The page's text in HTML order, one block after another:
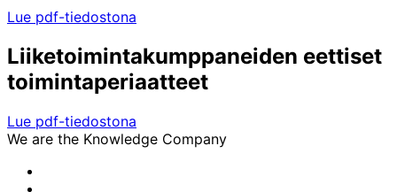
Lue pdf-tiedostona
Liiketoimintakumppaneiden eettiset
toimintaperiaatteet
Lue pdf-tiedostona
We are the Knowledge Company